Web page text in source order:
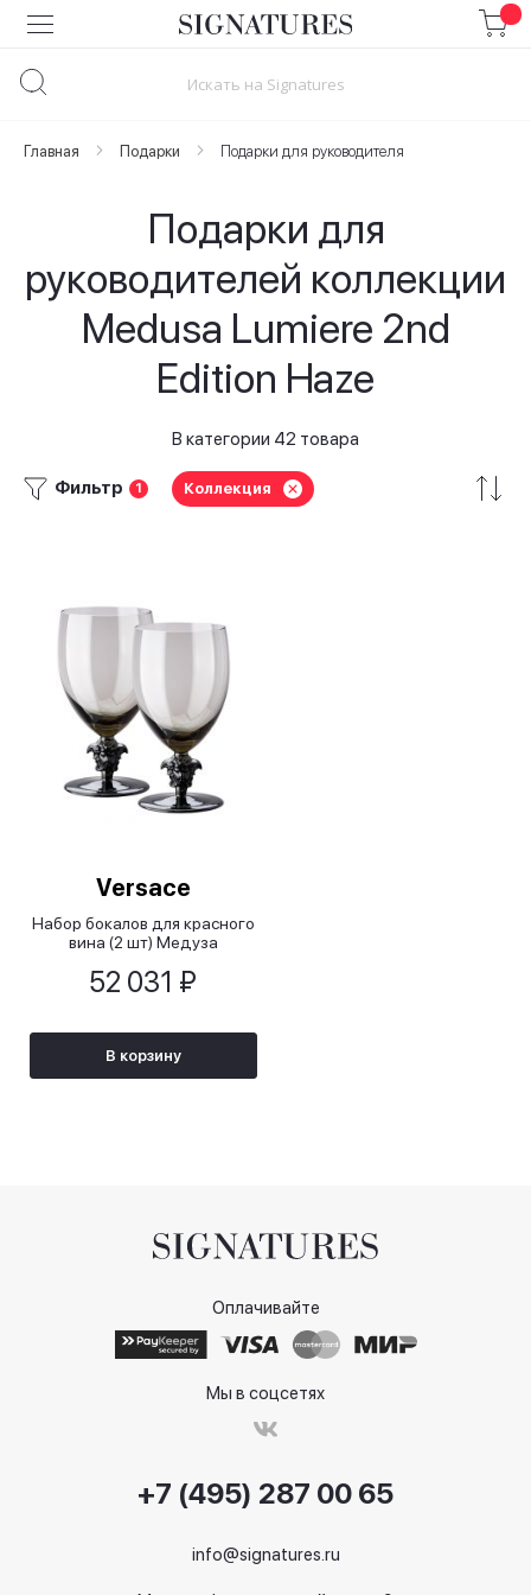
Skip
to
Главная Подарки Подарки для руководителя
Подарки для
руководителей коллекции
Medusa Lumiere 2nd
Edition Haze
В категории 42 товара
Фильтр 1 Коллекция
Versace
Набор бокалов для красного
вина (2 шт) Медуза
издание/Medusa Lumiere
52 031 ₽
В корзину
Оплачивайте
Мы в соцсетях
+7 (495) 287 00 65
info@signatures.ru